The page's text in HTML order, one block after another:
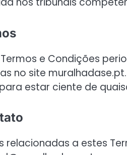
e Condições
no site
estar ciente de
relacionadas a estes